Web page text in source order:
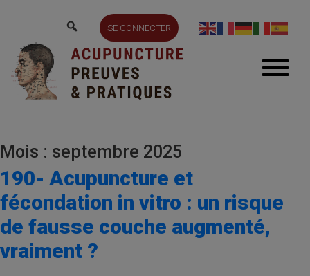
SE CONNECTER
Mois : septembre 2025
190- Acupuncture et
fécondation in vitro : un risque
de fausse couche augmenté,
vraiment ?